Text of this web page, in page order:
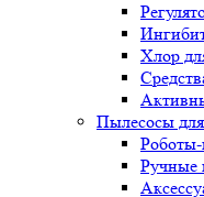
Хлор
Пылесосы
Ручные